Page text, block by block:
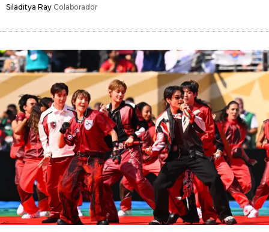
Siladitya Ray Colaborador